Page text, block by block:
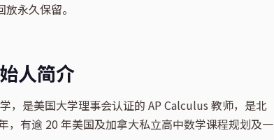
永久保留。
人简介
，是美国大学理事会认证的 AP Calculus 教师，是北
，有逾 20 年美国及加拿大私立高中数学课程规划及一